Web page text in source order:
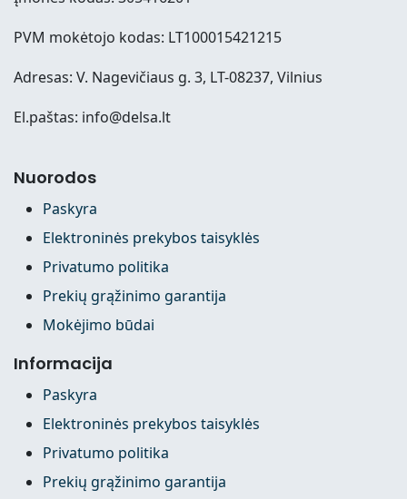
PVM mokėtojo kodas: LT100015421215
Adresas: V. Nagevičiaus g. 3, LT-08237, Vilnius
El.paštas: info@delsa.lt
Nuorodos
Paskyra
Elektroninės prekybos taisyklės
Privatumo politika
Prekių grąžinimo garantija
Mokėjimo būdai
Informacija
Paskyra
Elektroninės prekybos taisyklės
Privatumo politika
Prekių grąžinimo garantija